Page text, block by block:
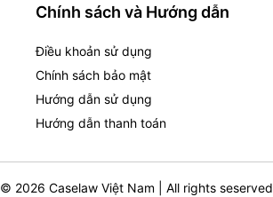
Chính sách và Hướng dẫn
Điều khoản sử dụng
Chính sách bảo mật
Hướng dẫn sử dụng
Hướng dẫn thanh toán
© 2026 Caselaw Việt Nam | All rights seserved